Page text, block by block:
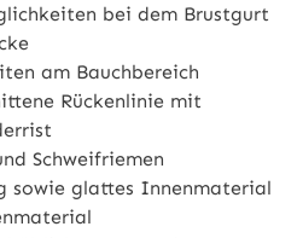
bei dem Brustgurt
am Bauchbereich
Rückenlinie mit
Schweifriemen
sowie glattes Innenmaterial